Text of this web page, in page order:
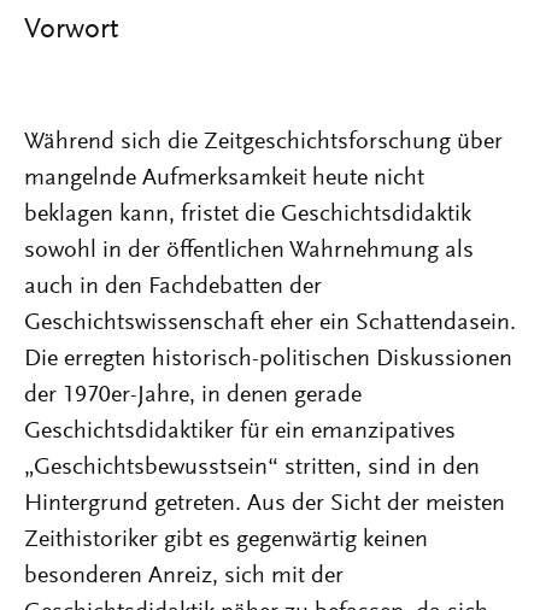
Vorwort
Während sich die Zeitgeschichtsforschung über
mangelnde Aufmerksamkeit heute nicht
beklagen kann, fristet die Geschichtsdidaktik
sowohl in der öffentlichen Wahrnehmung als
auch in den Fachdebatten der
Geschichtswissenschaft eher ein Schattendasein.
Die erregten historisch-politischen Diskussionen
der 1970er-Jahre, in denen gerade
Geschichtsdidaktiker für ein emanzipatives
„Geschichtsbewusstsein“ stritten, sind in den
Hintergrund getreten. Aus der Sicht der meisten
Zeithistoriker gibt es gegenwärtig keinen
besonderen Anreiz, sich mit der